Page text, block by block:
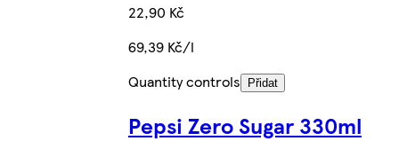
22,90 Kč
69,39 Kč/l
Quantity controls
Přidat
Pepsi Zero Sugar 330ml